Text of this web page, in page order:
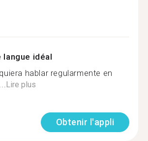
langue idéal
hablar regularmente en
Lire plus
Obtenir l'appli